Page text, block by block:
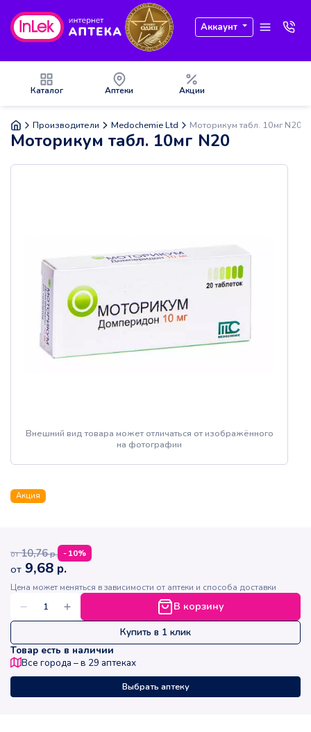
Аккаунт
Каталог Аптеки Акции
Производители Medochemie Ltd Моторикум табл. 10мг N20
Моторикум табл. 10мг N20
Внешний вид товара может отличаться от изображённого
на фотографии
Акция
от 10,76р. -10%
от 9,68 р.
Цена может меняться в зависимости от аптеки и способа доставки
В корзину
Купить в 1 клик
Товар есть в наличии
Все города – в 29 аптеках
Выбрать аптеку